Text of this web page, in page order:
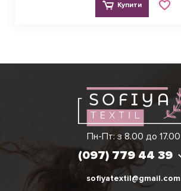
Купити
Пн-Пт: з 8.00 до 17.00
(097) 779 44 39
Вікторія
(097) 779 44 39
sofiyatextil@gmail.com